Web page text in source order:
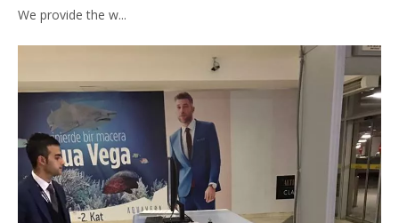
We provide the w...